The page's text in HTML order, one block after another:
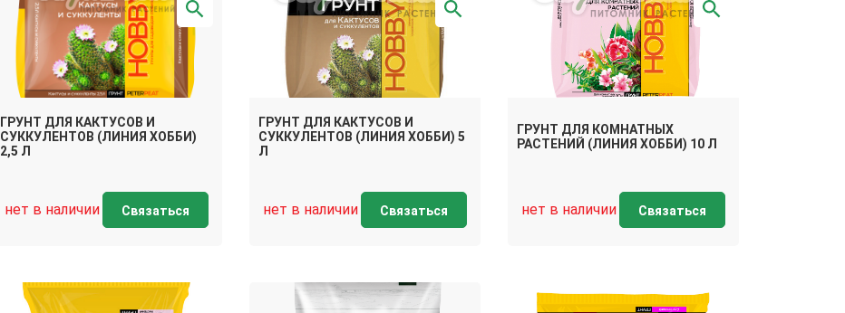
ГРУНТ ДЛЯ КАКТУСОВ И
СУККУЛЕНТОВ (ЛИНИЯ ХОББИ)
2,5 Л
нет в наличии Связаться
ГРУНТ ДЛЯ КАКТУСОВ И
СУККУЛЕНТОВ (ЛИНИЯ ХОББИ) 5
Л
нет в наличии Связаться
ГРУНТ ДЛЯ КОМНАТНЫХ
РАСТЕНИЙ (ЛИНИЯ ХОББИ) 10 Л
нет в наличии Связаться